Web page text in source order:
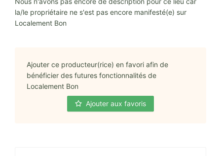
la/le propriétaire ne s'est pas encore manifesté(e) sur
Localement Bon
Ajouter ce producteur(rice) en favori afin de
bénéficier des futures fonctionnalités de
Localement Bon
Ajouter aux favoris